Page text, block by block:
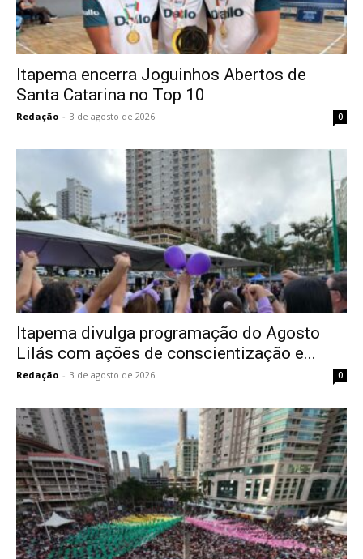
Itapema encerra Joguinhos Abertos de
Santa Catarina no Top 10
Redação - 3 de agosto de 2026 0
Itapema divulga programação do Agosto
Lilás com ações de conscientização e...
Redação - 3 de agosto de 2026 0